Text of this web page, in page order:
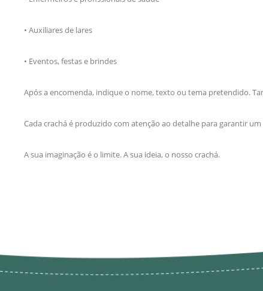
• Auxiliares de lares
• Eventos, festas e brindes
Após a encomenda, indique o nome, texto ou tema pretendido.
Cada crachá é produzido com atenção ao detalhe para garantir
A sua imaginação é o limite. A sua ideia, o nosso crachá.